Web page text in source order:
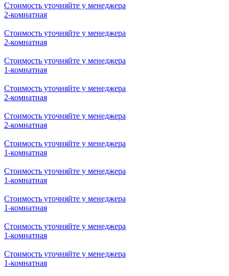
Стоимость уточняйте у менеджера
2-комнатная
Стоимость уточняйте у менеджера
2-комнатная
Стоимость уточняйте у менеджера
1-комнатная
Стоимость уточняйте у менеджера
2-комнатная
Стоимость уточняйте у менеджера
2-комнатная
Стоимость уточняйте у менеджера
1-комнатная
Стоимость уточняйте у менеджера
1-комнатная
Стоимость уточняйте у менеджера
1-комнатная
Стоимость уточняйте у менеджера
1-комнатная
Стоимость уточняйте у менеджера
1-комнатная